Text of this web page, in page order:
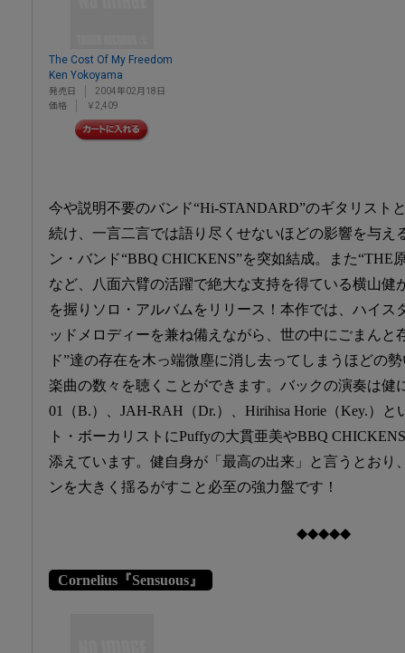
The Cost Of My Freedom
Ken Yokoyama
発売日
2004年02月18日
価格
￥2,409
今や説明不要のバンド“Hi-STANDARD”のギタリスト
続け、一言二言では語り尽くせないほどの影響を与え
ン・バンド“BBQ CHICKENS”を突如結成。また“THE
など、八面六臂の活躍で絶大な支持を得ている横山健
を握りソロ・アルバムをリリース！本作では、ハイス
ッドメロディーを兼ね備えながら、世の中にごまんと
ド”達の存在を木っ端微塵に消し去ってしまうほどの
楽曲の数々を聴くことができます。バックの演奏は健
01（B.）、JAH-RAH（Dr.）、Hirihisa Horie（Key.）
ト・ボーカリストにPuffyの大貫亜美やBBQ
添えています。健自身が「最高の出来」と言うとおり
ンを大きく揺るがすこと必至の強力盤です！
◆◆◆◆◆
Cornelius『Sensuous』